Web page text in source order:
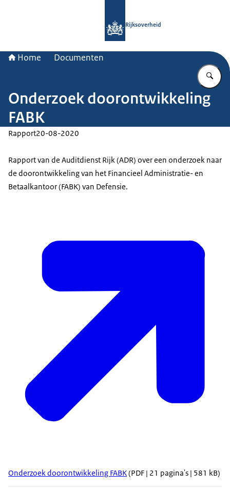
Rijksoverheid
Home Documenten
Onderzoek doorontwikkeling
FABK
Rapport20-08-2020
Rapport van de Auditdienst Rijk (ADR) over een onderzoek naar
de doorontwikkeling van het Financieel Administratie- en
Betaalkantoor (FABK) van Defensie.
Onderzoek doorontwikkeling FABK(PDF | 21 pagina's | 581 kB)